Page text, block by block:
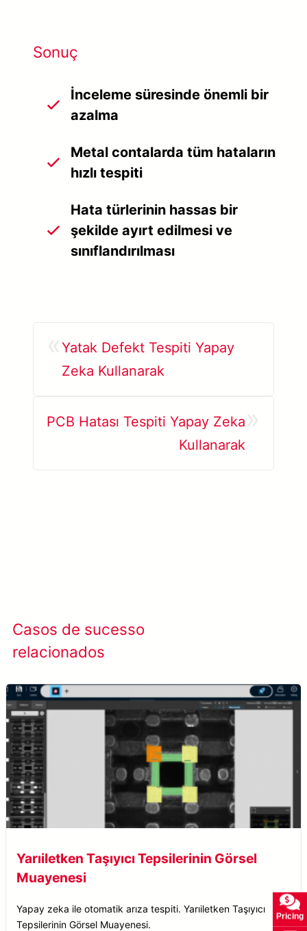
Sonuç
İnceleme süresinde önemli bir
azalma
Metal contalarda tüm hataların
hızlı tespiti
Hata türlerinin hassas bir
şekilde ayırt edilmesi ve
sınıflandırılması
Yatak Defekt Tespiti Yapay
Zeka Kullanarak
PCB Hatası Tespiti Yapay Zeka
Kullanarak
Casos de sucesso
relacionados
Yarıiletken Taşıyıcı Tepsilerinin Görsel
Muayenesi
Yapay zeka ile otomatik arıza tespiti. Yarıiletken Taşıyıcı
Tepsilerinin Görsel Muayenesi.
Pricing